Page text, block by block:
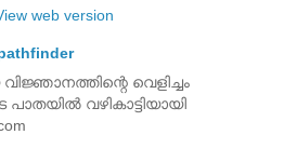
web version
pathfinder
വെളിച്ചം
വഴികാട്ടിയായി